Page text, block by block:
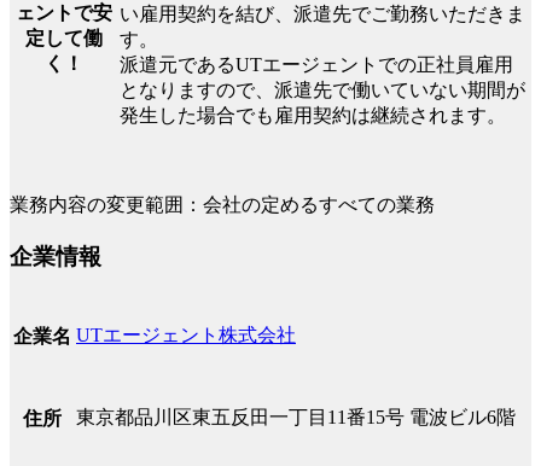
ェントで安
定して働
く！
い雇用契約を結び、派遣先でご勤務いただきま
す。
派遣元であるUTエージェントでの正社員雇用
となりますので、派遣先で働いていない期間が
発生した場合でも雇用契約は継続されます。
業務内容の変更範囲：会社の定めるすべての業務
企業情報
企業名 UTエージェント株式会社
住所 東京都品川区東五反田一丁目11番15号 電波ビル6階